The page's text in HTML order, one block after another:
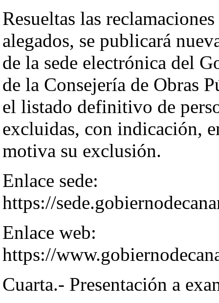
Resueltas las
alegados, se publicará
de la sede electrónica del
de la Consejería de Obras
el listado definitivo de
excluidas, con indicación,
motiva su exclusión.
Enlace sede:
https://
Enlace web:
https://
Cuarta.- Presentación a